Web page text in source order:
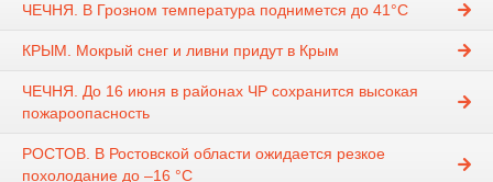
ЧЕЧНЯ. В Грозном температура поднимется до 41°C
КРЫМ. Мокрый снег и ливни придут в Крым
ЧЕЧНЯ. До 16 июня в районах ЧР сохранится высокая
пожароопасность
РОСТОВ. В Ростовской области ожидается резкое
похолодание до –16 °С